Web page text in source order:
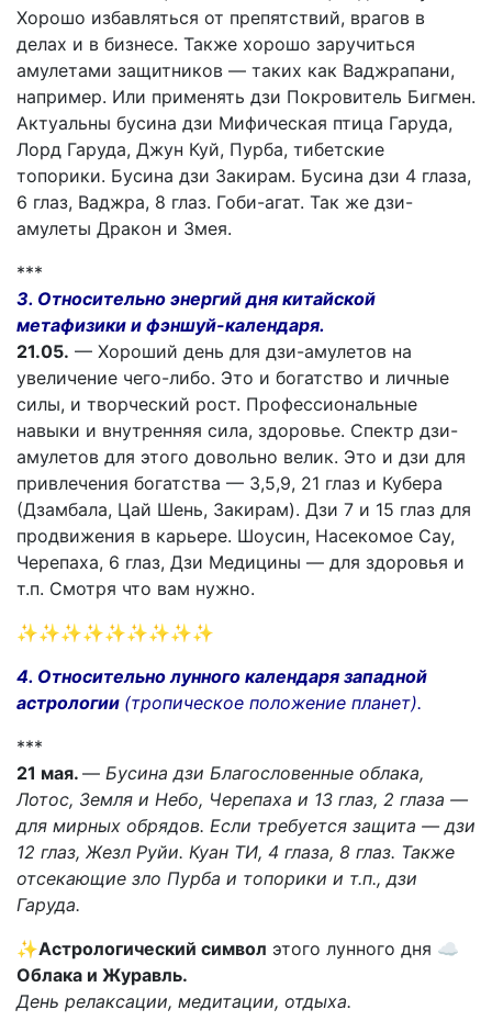
Хорошо избавляться от препятствий, врагов в
делах и в бизнесе. Также хорошо заручиться
амулетами защитников — таких как Ваджрапани,
например. Или применять дзи Покровитель Бигмен.
Актуальны бусина дзи Мифическая птица Гаруда,
Лорд Гаруда, Джун Куй, Пурба, тибетские
топорики. Бусина дзи Закирам. Бусина дзи 4 глаза,
6 глаз, Ваджра, 8 глаз. Гоби-агат. Так же дзи-
амулеты Дракон и Змея.
***
3. Относительно энергий дня китайской
метафизики и фэншуй-календаря.
21.05. — Хороший день для дзи-амулетов на
увеличение чего-либо. Это и богатство и личные
силы, и творческий рост. Профессиональные
навыки и внутренняя сила, здоровье. Спектр дзи-
амулетов для этого довольно велик. Это и дзи для
привлечения богатства — 3,5,9, 21 глаз и Кубера
(Дзамбала, Цай Шень, Закирам). Дзи 7 и 15 глаз для
продвижения в карьере. Шоусин, Насекомое Сау,
Черепаха, 6 глаз, Дзи Медицины — для здоровья и
т.п. Смотря что вам нужно.
✨✨✨✨✨✨✨✨✨
4. Относительно лунного календаря западной
астрологии (тропическое положение планет).
***
21 мая. — Бусина дзи Благословенные облака,
Лотос, Земля и Небо, Черепаха и 13 глаз, 2 глаза —
для мирных обрядов. Если требуется защита — дзи
12 глаз, Жезл Руйи. Куан ТИ, 4 глаза, 8 глаз. Также
отсекающие зло Пурба и топорики и т.п., дзи
Гаруда.
✨Астрологический символ этого лунного дня ☁️
Облака и Журавль.
День релаксации, медитации, отдыха.